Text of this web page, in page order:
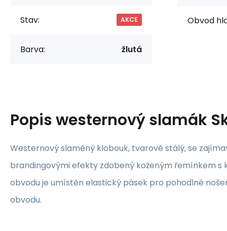
Stav: AKCE
Barva: žlutá
Obvod
Popiswesternový slamák
Westernový slaměný klobouk, tvarově stálý, se
brandingovými efekty zdobený koženým řemínkem s
obvodu je umístěn elastický pásek pro pohodlné
obvodu.